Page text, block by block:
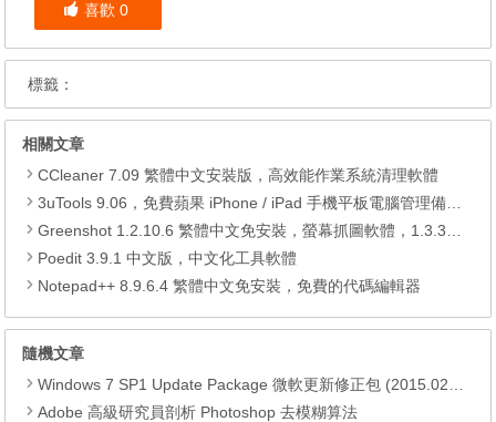
喜歡 0
標籤：
相關文章
CCleaner 7.09 繁體中文安裝版，高效能作業系統清理軟體
3uTools 9.06，免費蘋果 iPhone / iPad 手機平板電腦管理備份還原軟體
Greenshot 1.2.10.6 繁體中文免安裝，螢幕抓圖軟體，1.3.315 安裝版
Poedit 3.9.1 中文版，中文化工具軟體
Notepad++ 8.9.6.4 繁體中文免安裝，免費的代碼編輯器
隨機文章
Windows 7 SP1 Update Package 微軟更新修正包 (2015.02月份)
Adobe 高級研究員剖析 Photoshop 去模糊算法